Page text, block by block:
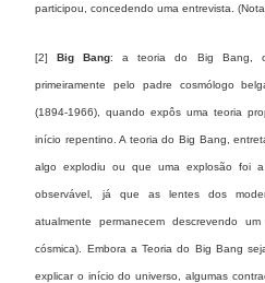
participou, concedendo uma entrevista.
[2]Big Bang: a teoria do Big Bang,
primeiramente pelo padre cosmólogo
(1894-1966), quando expôs uma teoria
início repentino. A teoria do Big Bang,
algo explodiu ou que uma explosão foi
observável, já que as lentes dos
atualmente permanecem descrevendo
cósmica). Embora a Teoria do Big Bang
explicar o início do universo, algumas